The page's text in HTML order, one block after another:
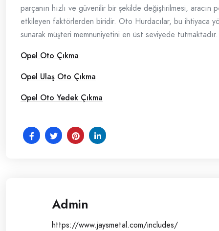
parçanın hızlı ve güvenilir bir şekilde değiştirilmesi, aracın
etkileyen faktörlerden biridir. Oto Hurdacılar, bu ihtiyaca
sunarak müşteri memnuniyetini en üst seviyede tutmaktadır.
Opel Oto Çıkma
Opel Ulaş Oto Çıkma
Opel Oto Yedek Çıkma
Admin
https://www.jaysmetal.com/includes/